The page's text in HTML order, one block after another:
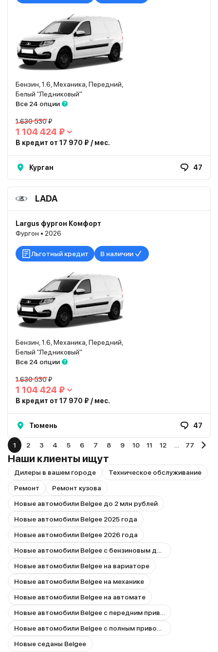
Бензин, 1.6, Механика, Передний,
Белый "Ледниковый"
Все 24 опции
1 630 530 ₽
1 104 424 ₽
В кредит от 17 970 ₽ / мес.
Курган 47
LADA
Largus фургон Комфорт
Фургон • 2026
Льготный кредит В наличии
Бензин, 1.6, Механика, Передний,
Белый "Ледниковый"
Все 24 опции
1 630 530 ₽
1 104 424 ₽
В кредит от 17 970 ₽ / мес.
Тюмень 47
1 2 3 4 5 6 7 8 9 10 11 12 77
Наши клиенты ищут
Дилеры в вашем городе
Техническое обслуживание
Ремонт
Ремонт кузова
Новые автомобили Belgee до 2 млн рублей
Новые автомобили Belgee 2025 года
Новые автомобили Belgee 2026 года
Новые автомобили Belgee на вариаторе
Новые автомобили Belgee на механике
Новые автомобили Belgee на автомате
Новые седаны Belgee